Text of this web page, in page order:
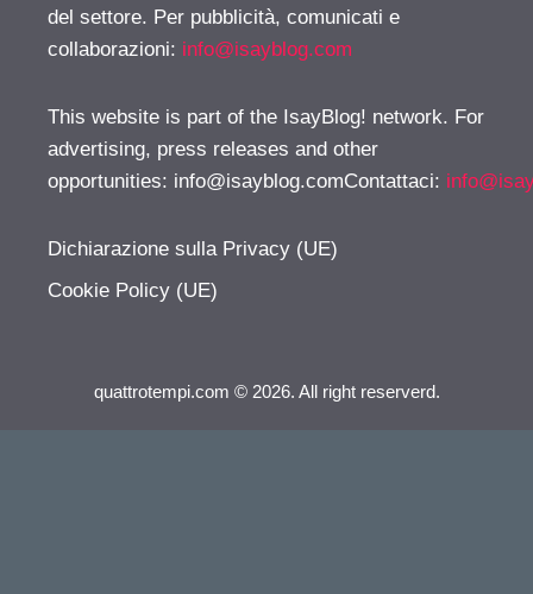
del settore. Per pubblicità, comunicati e
collaborazioni: info@isayblog.com
This website is part of the IsayBlog! network. For
advertising, press releases and other
opportunities: info@isayblog.comContattaci:
Dichiarazione sulla Privacy (UE)
Cookie Policy (UE)
quattrotempi.com © 2026. All right reserverd.